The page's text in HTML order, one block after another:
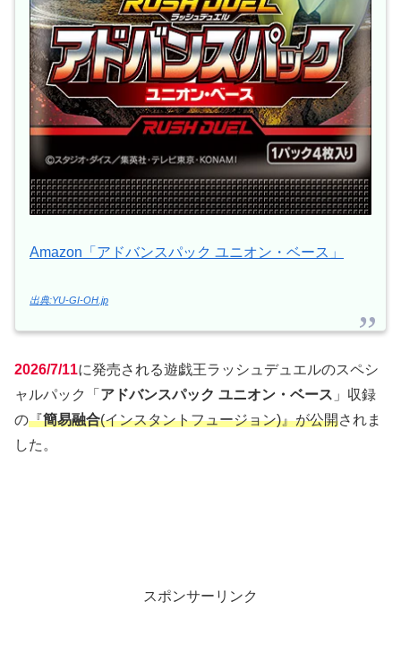
Amazon「アドバンスパック ユニオン・ベース」
出典:YU-GI-OH.jp
2026/7/11に発売される遊戯王ラッシュデュエルのスペシ
ャルパック「 アドバンスパック ユニオン・ベース 」収録
の『簡易融合(インスタントフュージョン)』が公開されま
した。
スポンサーリンク